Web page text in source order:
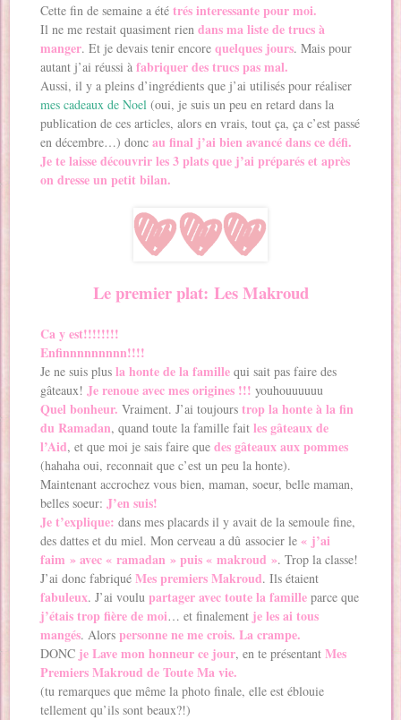
Cette fin de semaine a ététrés interessante pour moi.
Il ne me restait quasiment riendans ma liste de trucs à
manger. Et je devais tenir encorequelques jours. Mais pour
autant j’ai réussi àfabriquer des trucs pas mal.
Aussi, il y a pleins d’ingrédients que j’ai utilisés pour réaliser
mes cadeaux de Noel(oui, je suis un peu en retard dans la
publication de ces articles, alors en vrais, tout ça, ça c’est passé
en décembre…) doncau final j’ai bien avancé dans ce défi.
Je te laisse découvrir les 3 plats que j’ai préparés et après
on dresse un petit bilan.
Le premier plat: Les Makroud
Ca y est!!!!!!!!
Enfinnnnnnnnn!!!!
Je ne suis plusla honte de la famille qui sait pas faire des
gâteaux! Je renoue avec mes origines !!! youhouuuuuu
Quel bonheur. Vraiment. J’ai toujours trop la honte à la fin
du Ramadan, quand toute la famille faitles gâteaux de
l’Aid, et que moi je sais faire quedes gâteaux aux pommes
(hahaha oui, reconnait que c’est un peu la honte).
Maintenant accrochez vous bien, maman, soeur, belle maman,
belles soeur:J’en suis!
Je t’explique: dans mes placards il y avait de la semoule fine,
des dattes et du miel. Mon cerveau a dû associer le« j’ai
faim » avec « ramadan » puis « makroud ». Trop la classe!
J’ai donc fabriqué Mes premiers Makroud. Ils étaient
fabuleux. J’ai voulupartager avec toute la famille parce que
j’étais trop fière de moi… et finalement je les ai tous
mangés. Alors personne ne me crois. La crampe.
DONC je Lave mon honneur ce jour, en te présentantMes
Premiers Makroud de Toute Ma vie.
(tu remarques que même la photo finale, elle est éblouie
tellement qu’ils sont beaux?!)